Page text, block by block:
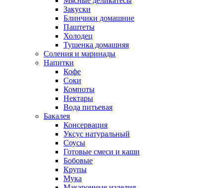
Закуски
Блинчики домашние
Паштеты
Холодец
Тушенка домашняя
Соления и маринады
Напитки
Кофе
Соки
Компоты
Нектары
Вода питьевая
Бакалея
Консервация
Уксус натуральный
Соусы
Готовые смеси и каши
Бобовые
Крупы
Мука